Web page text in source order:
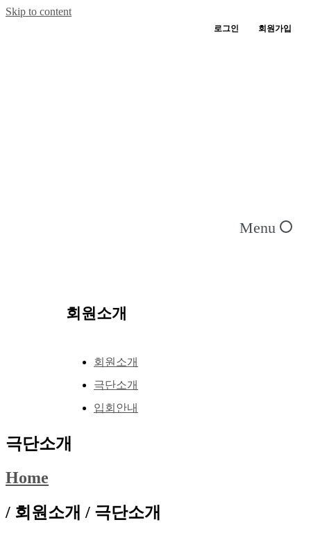
Skip to content
로그인 회원가입
Menu
회원소개
회원소개
극단소개
입회안내
극단소개
Home
/ 회원소개 / 극단소개